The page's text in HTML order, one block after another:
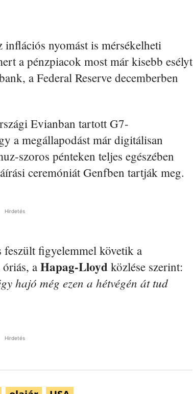
nyomást is mérsékelheti
a pénzpiacok most már kisebb esélyt
a Federal Reserve decemberben
Evianban tartott G7-
a megállapodást már digitálisan
szoros pénteken teljes egészében
ceremóniát Genfben tartják meg.
Hirdetés
figyelemmel követik a
a Hapag-Lloyd közlése szerint:
hajó még ezen a hétvégén át tud
Hirdetés